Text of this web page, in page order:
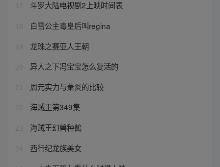
17 斗罗大陆电视剧2上映时间表
18 白雪公主毒皇后叫regina
19 龙珠之赛亚人王朝
20 异人之下冯宝宝怎么复活的
21 周元实力与萧炎的比较
22 海贼王第349集
23 海贼王幻兽种鵺
24 西行纪龙族美女